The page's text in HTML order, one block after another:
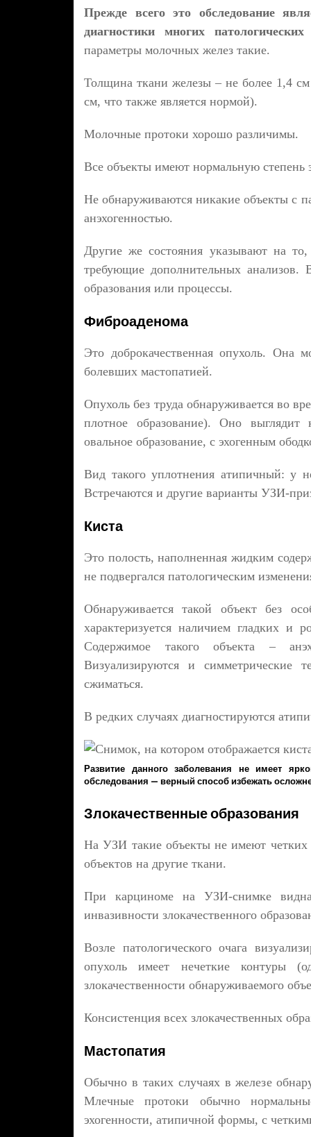
Прежде всего это обследование
диагностики многих
параметры молочных желез такие.
Толщина ткани железы – не более 1,4
см, что также является нормой).
Молочные протоки хорошо различимы.
Все объекты имеют нормальную степень
Не обнаруживаются никакие объекты с
анэхогенностью.
Другие же состояния указывают на
требующие дополнительных анализов.
образования или процессы.
Фиброаденома
Это доброкачественная опухоль. Она
болевших мастопатией.
Опухоль без труда обнаруживается во
плотное образование). Оно выглядит
овальное образование, с эхогенным
Вид такого уплотнения атипичный: у
Встречаются и другие варианты УЗИ-
Киста
Это полость, наполненная жидким
не подвергался патологическим
Обнаруживается такой объект без
характеризуется наличием гладких и
Содержимое такого объекта –
Визуализируются и симметрические
сжиматься.
В редких случаях диагностируются
Развитие данного заболевания не имеет
обследования — верный способ избежать
Злокачественные образования
На УЗИ такие объекты не имеют четких
объектов на другие ткани.
При карциноме на УЗИ-снимке
инвазивности злокачественного
Возле патологического очага
опухоль имеет нечеткие контуры
злокачественности обнаруживаемого
Консистенция всех злокачественных
Мастопатия
Обычно в таких случаях в железе
Млечные протоки обычно
эхогенности, атипичной формы, с